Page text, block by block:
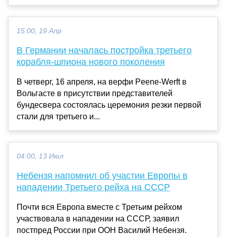
15:00, 19 Апр
В Германии началась постройка третьего
корабля-шпиона нового поколения
В четверг, 16 апреля, на верфи Peene-Werft в
Вольгасте в присутствии представителей
бундесвера состоялась церемония резки первой
стали для третьего и...
04:00, 13 Июл
Небензя напомнил об участии Европы в
нападении Третьего рейха на СССР
Почти вся Европа вместе с Третьим рейхом
участвовала в нападении на СССР, заявил
постпред России при ООН Василий Небензя.